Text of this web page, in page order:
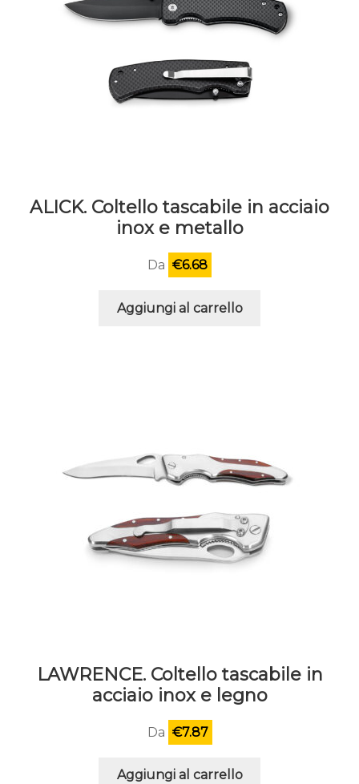
ALICK. Coltello tascabile in acciaio
inox e metallo
Da €6.68
Aggiungi al carrello
LAWRENCE. Coltello tascabile in
acciaio inox e legno
Da €7.87
Aggiungi al carrello